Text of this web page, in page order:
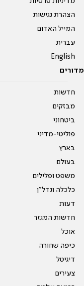
הצהרת נגישות
המייל האדום
עברית
English
מדורים
חדשות
מבזקים
ביטחוני
פוליטי-מדיני
בארץ
בעולם
משפט ופלילים
כלכלה ונדל"ן
דעות
חדשות המגזר
אוכל
כיפה שחורה
דיגיטל
צעירים